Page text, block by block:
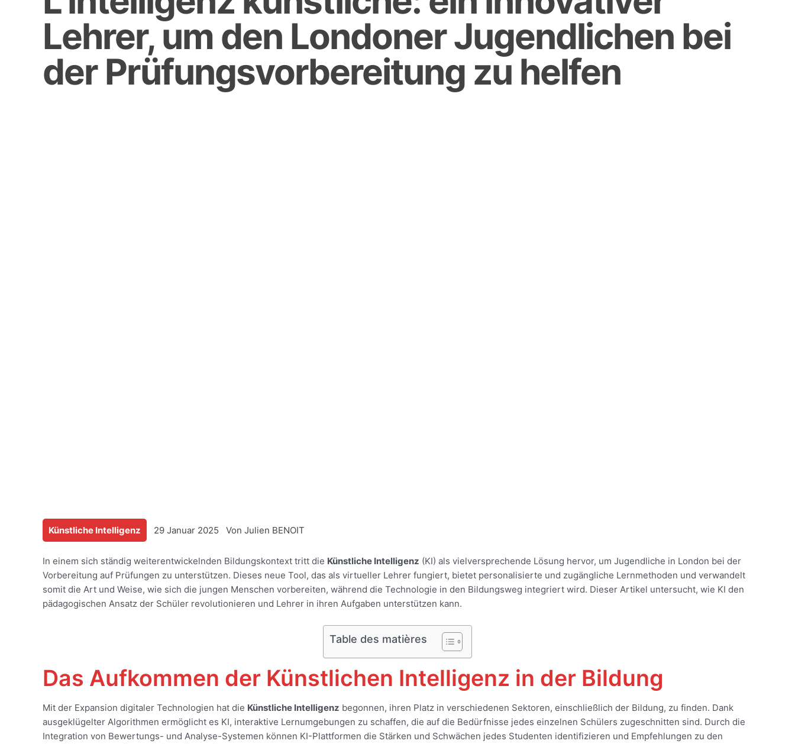
Lehrer, um den Londoner Jugendlichen bei
der Prüfungsvorbereitung zu helfen
Künstliche Intelligenz 29 Januar 2025 Von Julien BENOIT
In einem sich ständig weiterentwickelnden Bildungskontext tritt die Künstliche Intelligenz (KI) als vielversprechende Lösung hervor, um Jugendliche in London bei der
Vorbereitung auf Prüfungen zu unterstützen. Dieses neue Tool, das als virtueller Lehrer fungiert, bietet personalisierte und zugängliche Lernmethoden und verwandelt
somit die Art und Weise, wie sich die jungen Menschen vorbereiten, während die Technologie in den Bildungsweg integriert wird. Dieser Artikel untersucht, wie KI den
pädagogischen Ansatz der Schüler revolutionieren und Lehrer in ihren Aufgaben unterstützen kann.
Table des matières
Das Aufkommen der Künstlichen Intelligenz in der Bildung
Mit der Expansion digitaler Technologien hat die Künstliche Intelligenz begonnen, ihren Platz in verschiedenen Sektoren, einschließlich der Bildung, zu finden. Dank
ausgeklügelter Algorithmen ermöglicht es KI, interaktive Lernumgebungen zu schaffen, die auf die Bedürfnisse jedes einzelnen Schülers zugeschnitten sind. Durch die
Integration von Bewertungs- und Analyse-Systemen können KI-Plattformen die Stärken und Schwächen jedes Studenten identifizieren und Empfehlungen zu den